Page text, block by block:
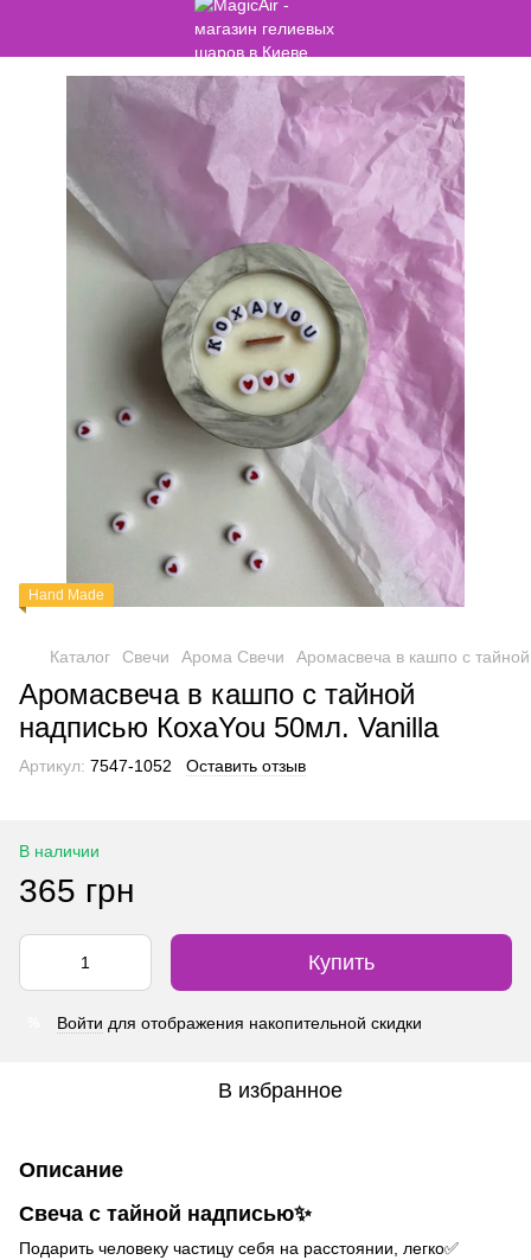
Hand Made
Каталог Свечи Арома Свечи Аромасвеча в кашпо с
Аромасвеча в кашпо с тайной
надписью КохаYou 50мл. Vanilla
Артикул: 7547-1052 Оставить отзыв
В наличии
365 грн
Купить
Войти для отображения накопительной скидки
В избранное
Описание
Свеча с тайной надписью✨
Подарить человеку частицу себя на расстоянии, легко✅